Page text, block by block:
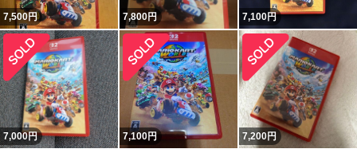
7,500円 7,800円 7,100円
7,000円 7,100円 7,200円